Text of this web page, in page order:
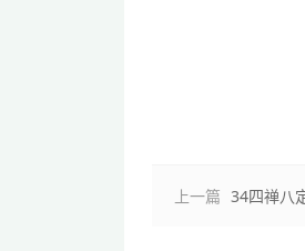
上一篇 34四禅八